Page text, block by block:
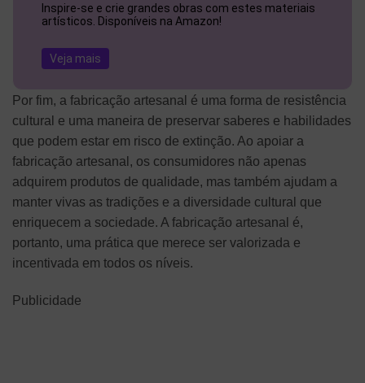
Inspire-se e crie grandes obras com estes materiais
artísticos. Disponíveis na Amazon!
Veja mais
Por fim, a fabricação artesanal é uma forma de resistência
cultural e uma maneira de preservar saberes e habilidades
que podem estar em risco de extinção. Ao apoiar a
fabricação artesanal, os consumidores não apenas
adquirem produtos de qualidade, mas também ajudam a
manter vivas as tradições e a diversidade cultural que
enriquecem a sociedade. A fabricação artesanal é,
portanto, uma prática que merece ser valorizada e
incentivada em todos os níveis.
Publicidade